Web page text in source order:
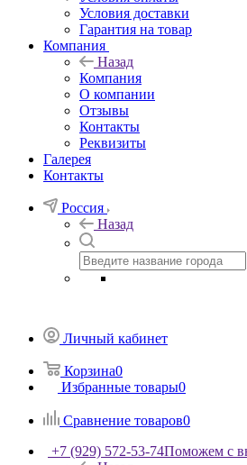
Условия доставки
Гарантия на товар
Компания
Назад
Компания
О компании
Отзывы
Контакты
Реквизиты
Галерея
Контакты
Россия
Назад
Личный кабинет
Корзина0
Избранные товары0
Сравнение товаров0
+7 (929) 572-53-74Поможем с